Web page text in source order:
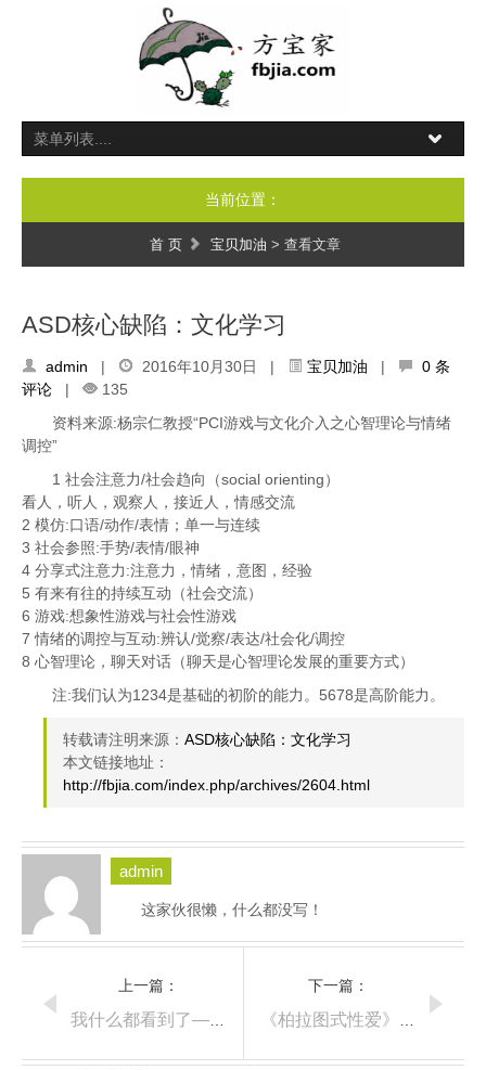
当前位置：
首 页 宝贝加油 > 查看文章
ASD核心缺陷：文化学习
admin | 2016年10月30日 | 宝贝加油 |
0 条
评论 |
135
资料来源:杨宗仁教授“PCI游戏与文化介入之心智理论与情绪
调控”
1 社会注意力/社会趋向（social orienting）
看人，听人，观察人，接近人，情感交流
2 模仿:口语/动作/表情；单一与连续
3 社会参照:手势/表情/眼神
4 分享式注意力:注意力，情绪，意图，经验
5 有来有往的持续互动（社会交流）
6 游戏:想象性游戏与社会性游戏
7 情绪的调控与互动:辨认/觉察/表达/社会化/调控
8 心智理论，聊天对话（聊天是心智理论发展的重要方式）
注:我们认为1234是基础的初阶的能力。5678是高阶能力。
转载请注明来源： ASD核心缺陷：文化学习
本文链接地址：
http://fbjia.com/index.php/archives/2604.html
admin
这家伙很懒，什么都没写！
上一篇：
下一篇：